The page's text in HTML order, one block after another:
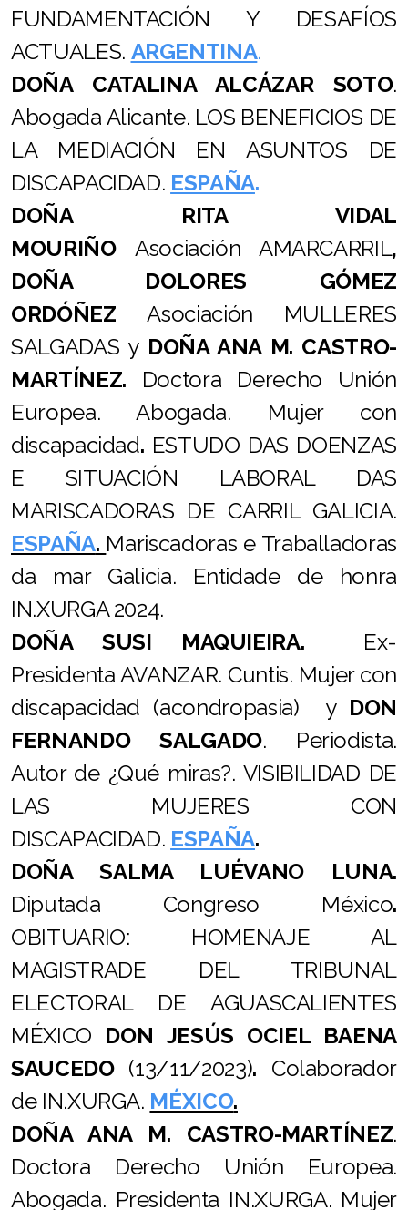
FUNDAMENTACIÓN Y DESAFÍOS
ACTUALES. ARGENTINA.
DOÑA CATALINA ALCÁZAR SOTO.
Abogada Alicante. LOS BENEFICIOS DE
LA MEDIACIÓN EN ASUNTOS DE
DISCAPACIDAD. ESPAÑA.
DOÑA RITA VIDAL
MOURIÑOAsociación AMARCARRIL,
DOÑA DOLORES GÓMEZ
ORDÓÑEZ
Asociación MULLERES
SALGADAS yDOÑA ANA M. CASTRO-
MARTÍNEZ. Doctora Derecho Unión
Europea. Abogada. Mujer con
discapacidad. ESTUDO DAS DOENZAS
E SITUACIÓN LABORAL DAS
MARISCADORAS DE CARRIL GALICIA.
ESPAÑA. Mariscadoras e Traballadoras
da mar Galicia. Entidade de honra
IN.XURGA 2024.
DOÑA SUSI MAQUIEIRA. Ex-
Presidenta AVANZAR. Cuntis. Mujer con
discapacidad (acondropasia) y DON
FERNANDO SALGADO. Periodista.
Autor de ¿Qué miras?. VISIBILIDAD DE
LAS MUJERES CON
DISCAPACIDAD. ESPAÑA.
DOÑA SALMA LUÉVANO LUNA.
Diputada Congreso México.
OBITUARIO: HOMENAJE AL
MAGISTRADE DEL TRIBUNAL
ELECTORAL DE AGUASCALIENTES
MÉXICO DON JESÚS OCIEL BAENA
SAUCEDO (13/11/2023). Colaborador
de IN.XURGA. MÉXICO.
DOÑA ANA M. CASTRO-MARTÍNEZ.
Doctora Derecho Unión Europea.
Abogada. Presidenta IN.XURGA. Mujer